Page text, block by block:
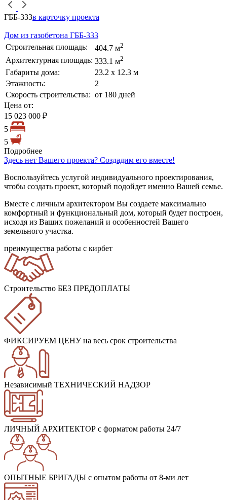
ГББ-333в карточку проекта
Дом из газобетона ГББ-333
Строительная площадь:
404.7 м2
Архитектурная площадь: 333.1 м2
Габариты дома:
23.2 х 12.3 м
Этажность:
2
Скорость строительства: от 180 дней
Цена от:
15 023 000 ₽
5
5
Подробнее
Здесь нет Вашего проекта? Создадим его вместе!
Воспользуйтесь услугой индивидуального проектирования,
чтобы создать проект, который подойдет именно Вашей семье.
Вместе с личным архитектором Вы создаете максимально
комфортный и функциональный дом, который будет построен,
исходя из Ваших пожеланий и особенностей Вашего
земельного участка.
преимущества работы с кирбет
Строительство БЕЗ ПРЕДОПЛАТЫ
ФИКСИРУЕМ ЦЕНУна весь срок строительства
Независимый ТЕХНИЧЕСКИЙ НАДЗОР
ЛИЧНЫЙ АРХИТЕКТОР с форматом работы 24/7
ОПЫТНЫЕ БРИГАДЫ с опытом работы от 8-ми лет